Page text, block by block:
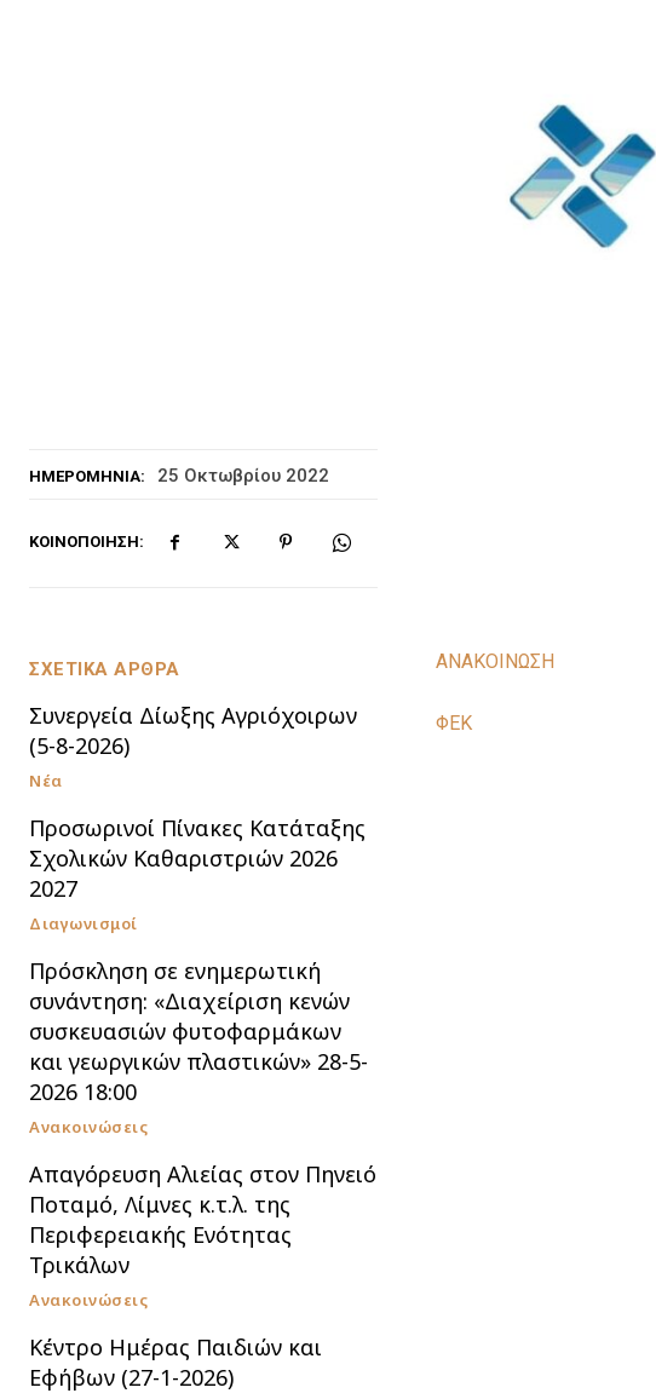
ΗΜΕΡΟΜΗΝΊΑ: 25 Οκτωβρίου 2022
ΚΟΙΝΟΠΟΊΗΣΗ:
ΣΧΕΤΙΚΑ ΑΡΘΡΑ
Συνεργεία Δίωξης Αγριόχοιρων
(5-8-2026)
Νέα
Προσωρινοί Πίνακες Κατάταξης
Σχολικών Καθαριστριών 2026
2027
Διαγωνισμοί
Πρόσκληση σε ενημερωτική
συνάντηση: «Διαχείριση κενών
συσκευασιών φυτοφαρμάκων
και γεωργικών πλαστικών» 28-5-
2026 18:00
Ανακοινώσεις
Απαγόρευση Αλιείας στον Πηνειό
Ποταμό, Λίμνες κ.τ.λ. της
Περιφερειακής Ενότητας
Τρικάλων
Ανακοινώσεις
Κέντρο Ημέρας Παιδιών και
Εφήβων (27-1-2026)
ΑΝΑΚΟΙΝΩΣΗ
ΦΕΚ